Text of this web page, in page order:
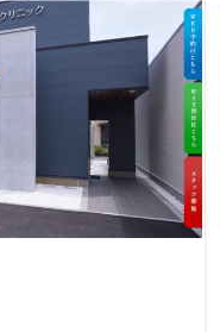
美容皮膚科」「レーザ
要キーワードをバラン
みなどの悩み別ワー
ーが求める治療に自然
女性院長による丁寧
報でしっかり訴求し
の「結果にこだわり、
イン・導線・情報す
やすい美容皮膚科サ
る幸運の象徴「てん
基調としたやさしい
上部に主要な治療法
と目で伝わる構成に
感がありながらも、
、初めて訪れる方に
ています。
患をトップページで
症状に近い情報へすぐ
膚科・小児皮膚科・
の特徴や治療内容を
伝わる構成としてい